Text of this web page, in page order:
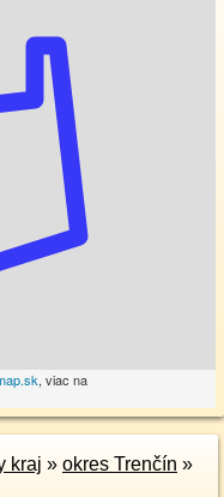
, viac na
kraj » okres Trenčín »